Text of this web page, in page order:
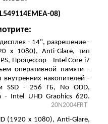
08)
- 14", разрешение -
х 1080), Anti-Glare, тип
Процессор - Intel Core i7
оперативной памяти -
внутренних накопителей -
SSD - 256 ГБ, No ODD,
- Intel UHD Graphics 620,
DOS, 3 cell, 1.55 кг,
20N2004FRT
(1920 х 1080), Anti-Glare,